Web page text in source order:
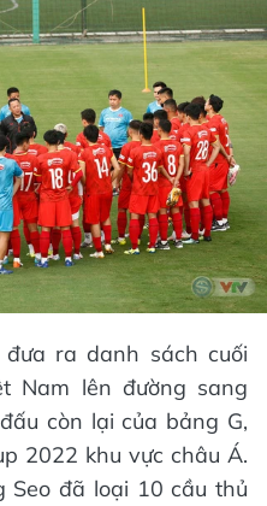
ra danh sách cuối
Nam lên đường sang
còn lại của bảng G,
2022 khu vực châu Á.
Seo đã loại 10 cầu thủ